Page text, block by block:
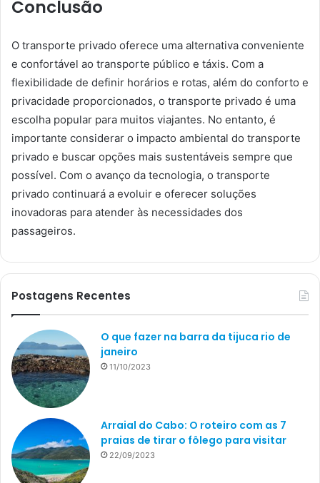
Conclusão
O transporte privado oferece uma alternativa conveniente
e confortável ao transporte público e táxis. Com a
flexibilidade de definir horários e rotas, além do conforto e
privacidade proporcionados, o transporte privado é uma
escolha popular para muitos viajantes. No entanto, é
importante considerar o impacto ambiental do transporte
privado e buscar opções mais sustentáveis sempre que
possível. Com o avanço da tecnologia, o transporte
privado continuará a evoluir e oferecer soluções
inovadoras para atender às necessidades dos
passageiros.
Postagens Recentes
O que fazer na barra da tijuca rio de
janeiro
11/10/2023
Arraial do Cabo: O roteiro com as 7
praias de tirar o fôlego para visitar
22/09/2023